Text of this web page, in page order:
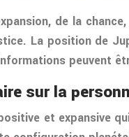
de la
La position de
peuvent
sur la
et expansive